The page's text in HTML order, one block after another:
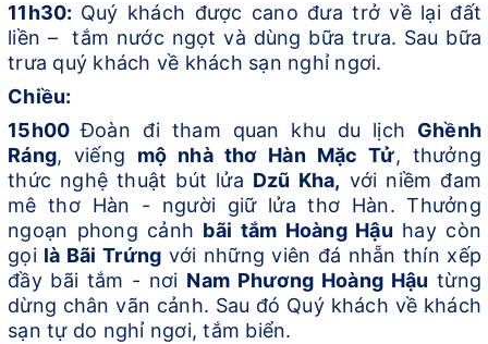
11h30: Quý khách được cano đưa trở về lại đất
liền – tắm nước ngọt và dùng bữa trưa. Sau bữa
trưa quý khách về khách sạn nghỉ ngơi.
Chiều:
15h00Đoàn đi tham quan khu du lịch Ghềnh
Ráng, viếng mộ nhà thơ Hàn Mặc Tử, thưởng
thức nghệ thuật bút lửa Dzũ Kha, với niềm đam
mê thơ Hàn - người giữ lửa thơ Hàn. Thưởng
ngoạn phong cảnh bãi tắm Hoàng Hậu hay còn
gọi là Bãi Trứng với những viên đá nhẵn thín xếp
đầy bãi tắm - nơi Nam Phương Hoàng Hậu từng
dừng chân vãn cảnh. Sau đó Quý khách về khách
sạn tự do nghỉ ngơi, tắm biển.